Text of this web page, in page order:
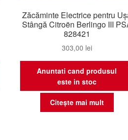
Zăcăminte Electrice pentru
Stângă Citroën Berlingo III
828421
303,00 lei
Anuntati cand produsul
este in stoc
Citește mai mult